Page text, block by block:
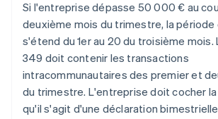
Si l'entreprise dépasse 50 000 € au
deuxième mois du trimestre, la période
s'étend du 1er au 20 du troisième mois.
349 doit contenir les transactions
intracommunautaires des premier et
du trimestre. L'entreprise doit cocher
qu'il s'agit d'une déclaration